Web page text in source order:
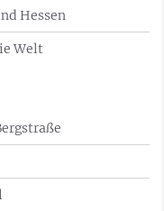
Hessen
Welt